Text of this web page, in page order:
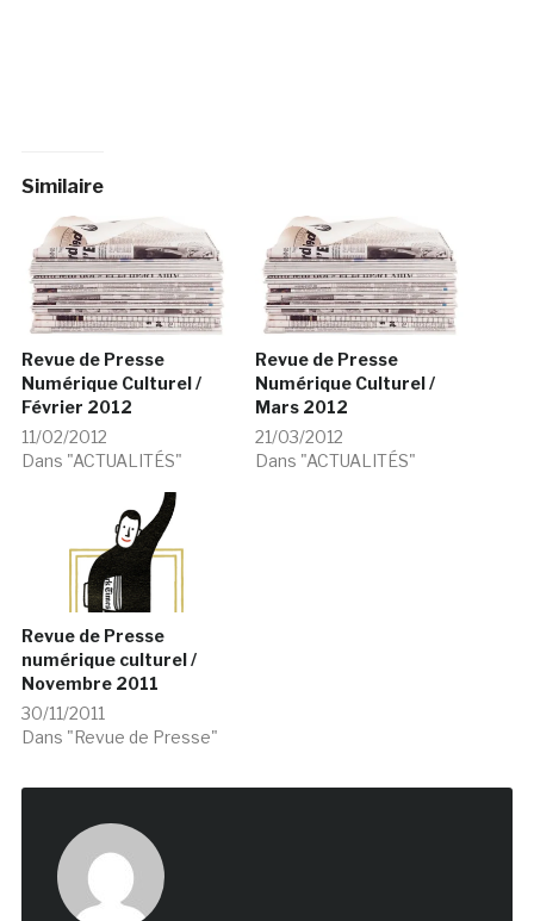
Similaire
Revue de Presse
Numérique Culturel /
Février 2012
11/02/2012
Dans "ACTUALITÉS"
Revue de Presse
Numérique Culturel /
Mars 2012
21/03/2012
Dans "ACTUALITÉS"
Revue de Presse
numérique culturel /
Novembre 2011
30/11/2011
Dans "Revue de Presse"